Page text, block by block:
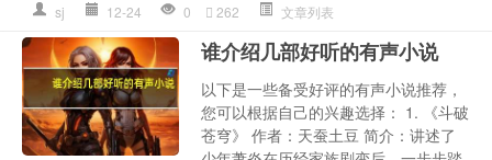
sj 12-24 0 262 文章列表
谁介绍几部好听的有声小说
以下是一些备受好评的有声小说推荐，
您可以根据自己的兴趣选择： 1. 《斗破
苍穹》 作者：天蚕土豆 简介：讲述了